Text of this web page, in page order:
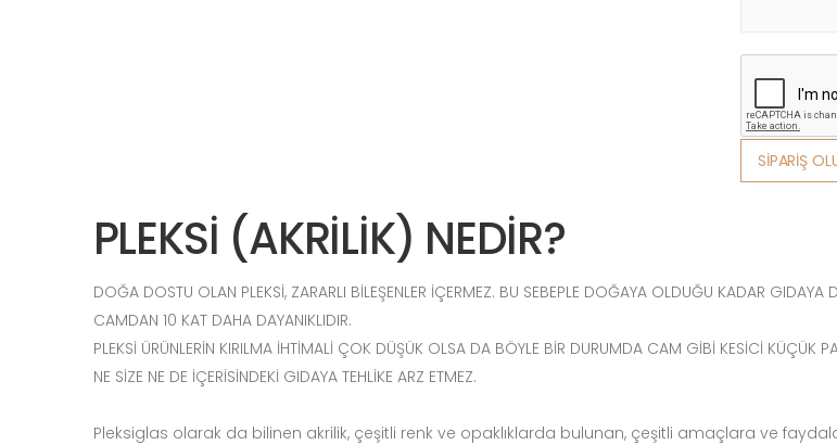
SİPARİŞ
PLEKSİ (AKRİLİK) NEDİR?
DOĞA DOSTU OLAN PLEKSİ, ZARARLI BİLEŞENLER İÇERMEZ. BU SEBEPLE DOĞAYA OLDUĞU KADAR
CAMDAN 10 KAT DAHA DAYANIKLIDIR.
PLEKSİ ÜRÜNLERİN KIRILMA İHTİMALİ ÇOK DÜŞÜK OLSA DA BÖYLE BİR DURUMDA CAM GİBİ KESİCİ KÜÇÜK
NE SİZE NE DE İÇERİSİNDEKİ GIDAYA TEHLİKE ARZ ETMEZ.
Pleksiglas olarak da bilinen akrilik, çeşitli renk ve opaklıklarda bulunan, çeşitli amaçlara ve